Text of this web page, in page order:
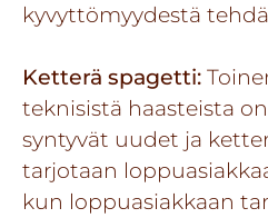
kyvyttömyydestä
Ketterä spagetti:
teknisistä haasteista
syntyvät uudet ja
tarjotaan
kun loppuasiakkaan